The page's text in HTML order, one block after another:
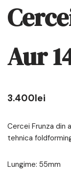
Aur
3.400lei
Cercei Frunza din
tehnica
Lungime: 55mm